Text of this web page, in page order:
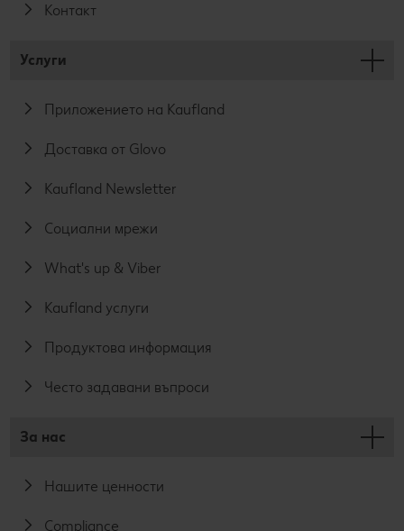
Контакт
Услуги
Приложението на Kaufland
Доставка от Glovo
Kaufland Newsletter
Социални мрежи
What's up & Viber
Kaufland услуги
Продуктова информация
Често задавани въпроси
За нас
Нашите ценности
Compliance